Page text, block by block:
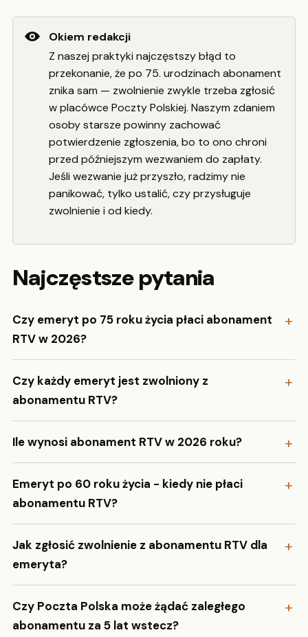
Okiem redakcji
Z naszej praktyki najczęstszy błąd to
przekonanie, że po 75. urodzinach abonament
znika sam — zwolnienie zwykle trzeba zgłosić
w placówce Poczty Polskiej. Naszym zdaniem
osoby starsze powinny zachować
potwierdzenie zgłoszenia, bo to ono chroni
przed późniejszym wezwaniem do zapłaty.
Jeśli wezwanie już przyszło, radzimy nie
panikować, tylko ustalić, czy przysługuje
zwolnienie i od kiedy.
Najczęstsze pytania
Czy emeryt po 75 roku życia płaci abonament
RTV w 2026?
Czy każdy emeryt jest zwolniony z
abonamentu RTV?
Ile wynosi abonament RTV w 2026 roku?
Emeryt po 60 roku życia - kiedy nie płaci
abonamentu RTV?
Jak zgłosić zwolnienie z abonamentu RTV dla
emeryta?
Czy Poczta Polska może żądać zaległego
abonamentu za 5 lat wstecz?